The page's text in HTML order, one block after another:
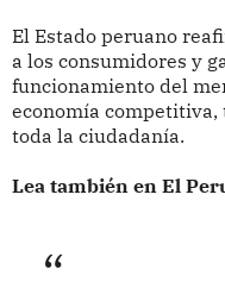
El Estado peruano
a los consumidores y
funcionamiento del
economía
toda la ciudadanía.
Lea también en El